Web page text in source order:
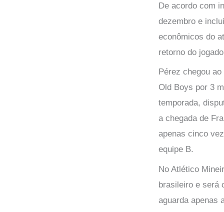
De acordo com
dezembro e
econômicos do
retorno do
Pérez chegou
Old Boys por 3
temporada,
a chegada de
apenas cinco
equipe B.
No Atlético
brasileiro e será
aguarda apenas